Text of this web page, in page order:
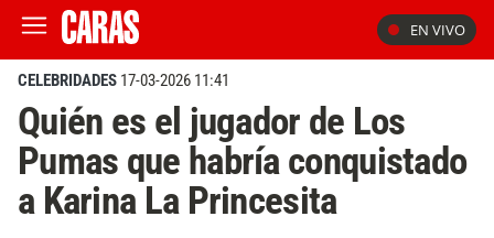
EN VIVO
CELEBRIDADES 17-03-2026 11:41
Quién es el jugador de Los
Pumas que habría conquistado
a Karina La Princesita